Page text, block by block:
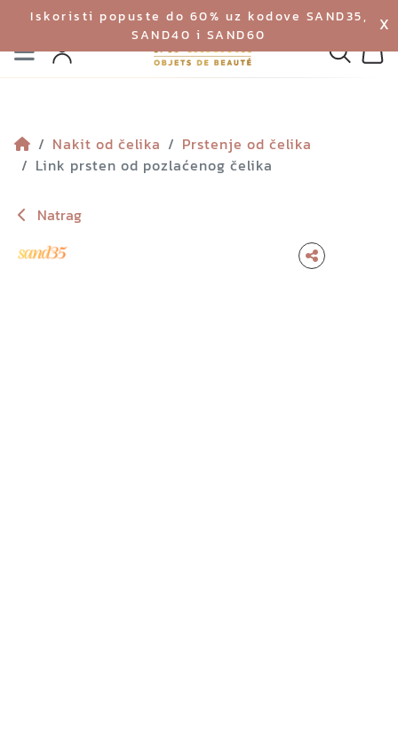
Iskoristi popuste do 60% uz kodove SAND35,
SAND40 i SAND60
X
Izbornik
Profil
Nakit od čelika
Prstenje od čelika
Link prsten od pozlaćenog čelika
Natrag